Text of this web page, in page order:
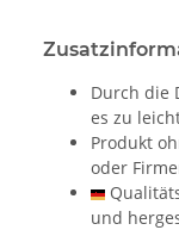
Durch die
es zu
Produkt
oder
und